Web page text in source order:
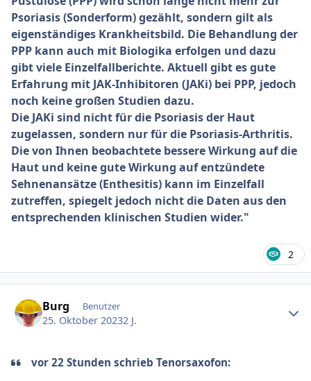
Psoriasis (Sonderform) gezählt, sondern gilt als
eigenständiges Krankheitsbild. Die Behandlung der
PPP kann auch mit Biologika erfolgen und dazu
gibt viele Einzelfallberichte. Aktuell gibt es gute
Erfahrung mit JAK-Inhibitoren (JAKi) bei PPP, jedoch
noch keine großen Studien dazu.
Die JAKi sind nicht für die Psoriasis der Haut
zugelassen, sondern nur für die Psoriasis-Arthritis.
Die von Ihnen beobachtete bessere Wirkung auf die
Haut und keine gute Wirkung auf entzündete
Sehnenansätze (Enthesitis) kann im Einzelfall
zutreffen, spiegelt jedoch nicht die Daten aus den
entsprechenden klinischen Studien wider."
2
Burg Benutzer
25. Oktober 20232 J.
vor 22 Stunden schrieb Tenorsaxofon: